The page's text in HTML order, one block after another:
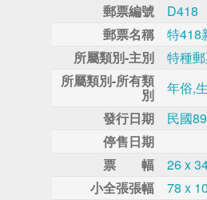
郵票編號
D418
郵票名稱
特418
所屬類別-主別
特種
所屬類別-所有類
別
年俗,
發行日期
民國
停售日期
票 幅
26 x
小全張張幅
78 x